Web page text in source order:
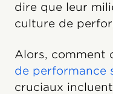
dire que leur
culture de
Alors, comment
de performance
cruciaux